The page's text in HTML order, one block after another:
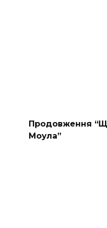
Продовження
Моула”